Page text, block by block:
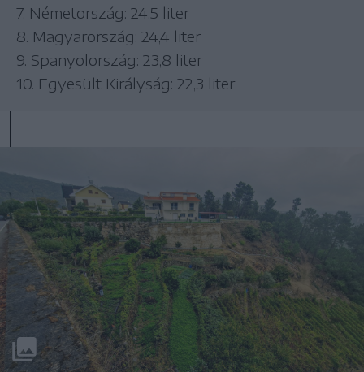
7. Németország: 24,5 liter
8. Magyarország: 24,4 liter
9. Spanyolország: 23,8 liter
10. Egyesült Királyság: 22,3 liter